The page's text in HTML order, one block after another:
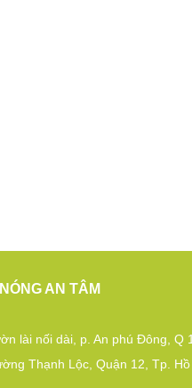
AN TÂM
lài nối dài, p. An phú Đông, Q
Thạnh Lộc, Quận 12, Tp.